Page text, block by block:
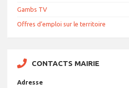
Gambs TV
Offres d’emploi sur le territoire
CONTACTS MAIRIE
Adresse